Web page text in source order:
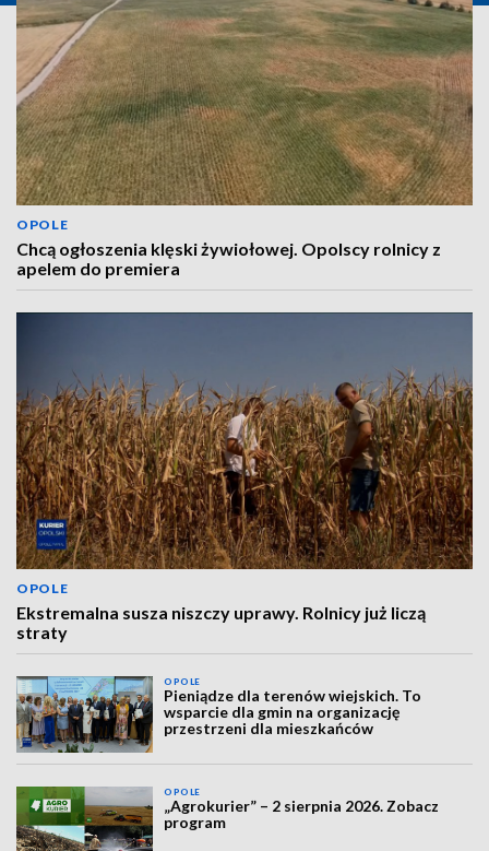
OPOLE
Chcą ogłoszenia klęski żywiołowej. Opolscy rolnicy z
apelem do premiera
OPOLE
Ekstremalna susza niszczy uprawy. Rolnicy już liczą
straty
OPOLE
Pieniądze dla terenów wiejskich. To
wsparcie dla gmin na organizację
przestrzeni dla mieszkańców
OPOLE
„Agrokurier” – 2 sierpnia 2026. Zobacz
program